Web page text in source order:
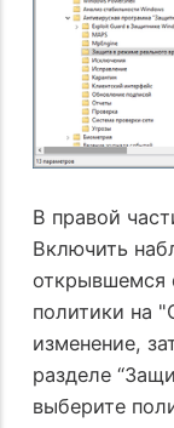
В правой
Включить
открывшемся
политики на
изменение,
разделе
выберите